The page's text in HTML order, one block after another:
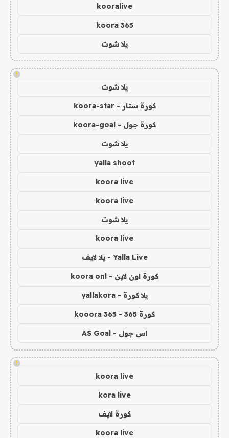
kooralive
koora 365
يلا شوت
!
يلا شوت
كورة ستار - koora-star
كورة جول - koora-goal
يلا شوت
yalla shoot
koora live
koora live
يلا شوت
koora live
Yalla Live - يلا لايف
كورة اون لاين - koora onl
يلا كورة - yallakora
كورة 365 - kooora 365
اس جول - AS Goal
!
koora live
kora live
كورة لايف
koora live